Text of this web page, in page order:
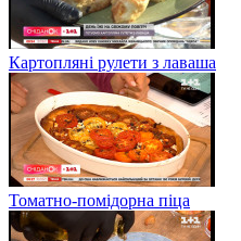
Картопляні рулети з лаваша
Томатно-помідорна піца